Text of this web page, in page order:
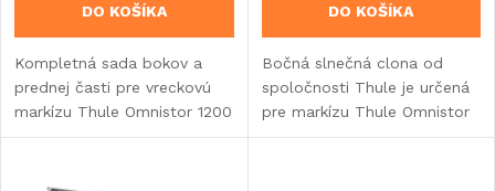
o
d
u
d
u
DO KOŠÍKA
Kompletná sada bokov a
prednej časti pre vreckovú
markízu Thule Omnistor 1200
- šírka 260 cm.
DO KOŠÍKA
Bočná slnečná clona od
spoločnosti Thule je určená
pre markízu Thule Omnistor
1200.